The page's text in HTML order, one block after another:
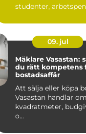
studenter,
09. jul
Mäklare Vasastan:
du rätt kompetens
bostadsaffär
Att sälja eller köpa
Vasastan handlar
kvadratmeter,
o...